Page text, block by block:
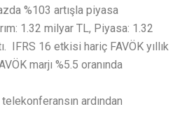
%103 artışla piyasa
1.32 milyar TL, Piyasa: 1.32
IFRS 16 etkisi hariç FAVÖK yıllık
marjı %5.5 oranında
ardından